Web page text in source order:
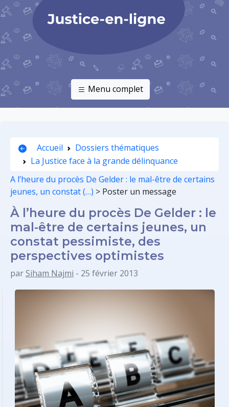
Menu complet
Accueil
Dossiers thématiques
La Justice face à la grande délinquance
A l’heure du procès De Gelder : le mal-être de certains
jeunes, un constat (…) > Poster un message
À l’heure du procès De Gelder : le
mal-être de certains jeunes, un
constat pessimiste, des
perspectives optimistes
parSiham Najmi - 25 février 2013